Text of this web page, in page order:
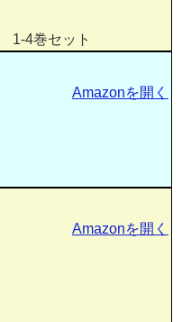
4巻セット
Amazonを開く
Amazonを開く